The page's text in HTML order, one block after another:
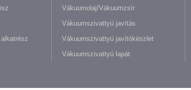
Vákuumolaj/Vákuumzsír
Vákuumszivattyú javítás
Vákuumszivattyú javítókészlet
Vákuumszivattyú lapát